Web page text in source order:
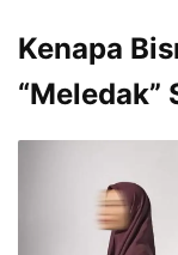
Kenapa
“Meledak”